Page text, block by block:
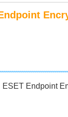
Endpoint